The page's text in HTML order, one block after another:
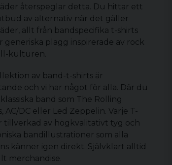
återspeglar detta. Du hittar ett
av alternativ när det gäller
allt från bandspecifika t-shirts
generiska plagg inspirerade av rock
kulturen.
av band-t-shirts är
och vi har något för alla. Där du
band som The Rolling
AC/DC eller Led Zeppelin. Varje T-
tillverkad av högkvalitativt tyg och
bandillustrationer som alla
känner igen direkt. Självklart alltid
merchandise.